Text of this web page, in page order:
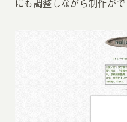
にも調整しながら制作がで